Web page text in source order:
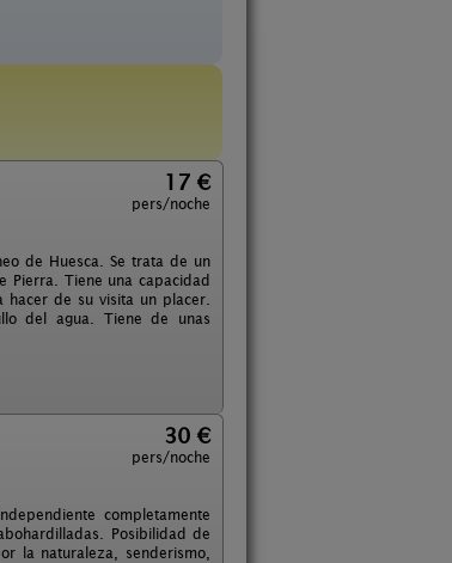
17 €
pers/noche
de Huesca. Se trata de un
Tiene una capacidad
de su visita un placer.
del agua. Tiene de unas
30 €
pers/noche
completamente
Posibilidad de
la naturaleza, senderismo,